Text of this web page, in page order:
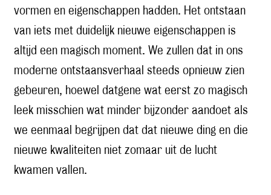
vormen en eigenschappen hadden. Het ontstaan
van iets met duidelijk nieuwe eigenschappen is
altijd een magisch moment. We zullen dat in ons
moderne ontstaansverhaal steeds opnieuw zien
gebeuren, hoewel datgene wat eerst zo magisch
leek misschien wat minder bijzonder aandoet als
we eenmaal begrijpen dat dat nieuwe ding en die
nieuwe kwaliteiten niet zomaar uit de lucht
kwamen vallen.